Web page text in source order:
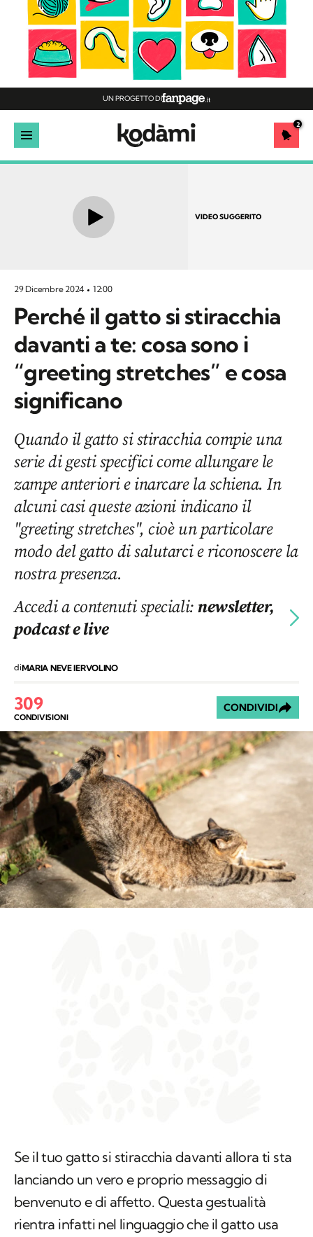
UN PROGETTO DI
2
VIDEO SUGGERITO
29 Dicembre 2024 12:00
Perché il gatto si stiracchia
davanti a te: cosa sono i
“greeting stretches” e cosa
significano
Quando il gatto si stiracchia compie una
serie di gesti specifici come allungare le
zampe anteriori e inarcare la schiena. In
alcuni casi queste azioni indicano il
"greeting stretches", cioè un particolare
modo del gatto di salutarci e riconoscere la
nostra presenza.
Accedi a contenuti speciali:newsletter,
podcast e live
diMARIA NEVE IERVOLINO
309
CONDIVISIONI
CONDIVIDI
Se il tuo gatto si stiracchia davanti allora ti sta
lanciando un vero e proprio messaggio di
benvenuto e di affetto. Questa gestualità
rientra infatti nel linguaggio che il gatto usa